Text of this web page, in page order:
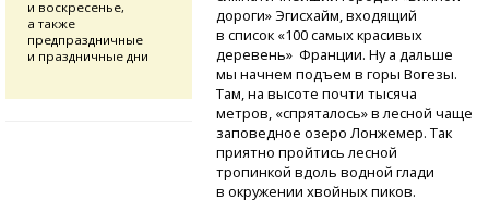
дороги» Эгисхайм, входящий
в список «100 самых красивых
деревень» Франции. Ну а дальше
мы начнем подъем в горы Вогезы.
Там, на высоте почти тысяча
метров, «спряталось» в лесной чаще
заповедное озеро Лонжемер. Так
приятно пройтись лесной
тропинкой вдоль водной глади
в окружении хвойных пиков.
и воскресенье,
а также
предпраздничные
и праздничные дни